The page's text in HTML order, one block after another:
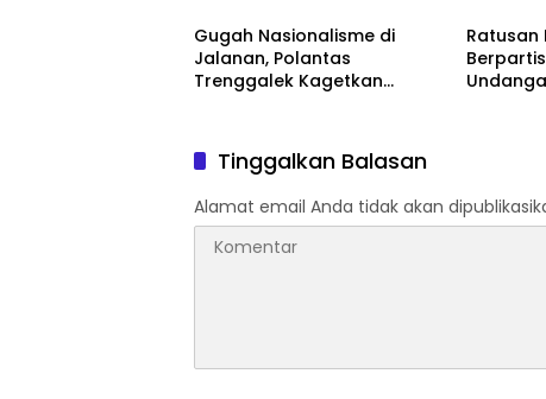
Gugah Nasionalisme di
Jalanan, Polantas
Trenggalek Kagetkan
Ratusan
Tinggalkan Balasan
Alamat email Anda tidak akan